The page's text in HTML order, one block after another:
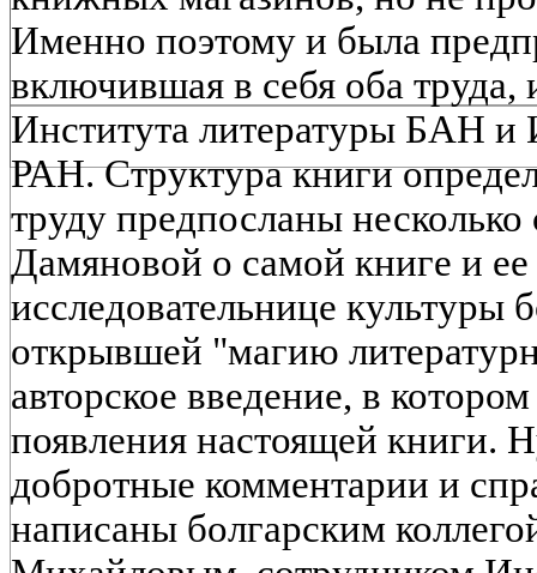
Именно поэтому и была
включившая в себя оба
Института литературы БАН и
РАН. Структура книги
труду предпосланы
Дамяновой о самой книге и ее
исследовательнице культуры
открывшей "магию
авторское введение, в
появления настоящей книги.
добротные комментарии и
написаны болгарским